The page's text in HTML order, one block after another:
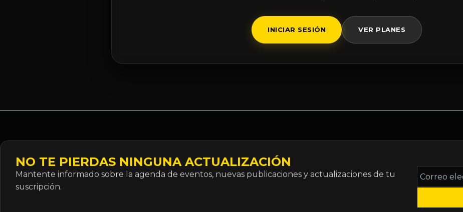
INICIAR SESIÓN VER PLANES
NO TE PIERDAS NINGUNA ACTUALIZACIÓN
Mantente informado sobre la agenda de eventos, nuevas publicaciones y actualizaciones de tu
suscripción.
Correo
electrónico
*